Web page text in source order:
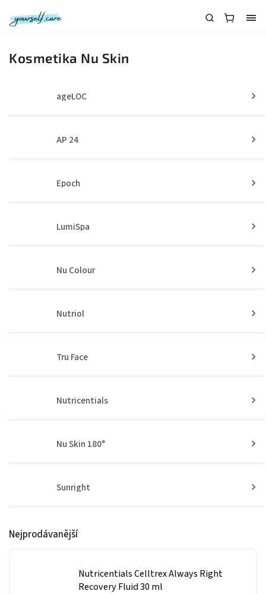
Kosmetika Nu Skin
ageLOC
AP 24
Epoch
LumiSpa
Nu Colour
Nutriol
Tru Face
Nutricentials
Nu Skin 180°
Sunright
Nejprodávanější
Nutricentials Celltrex Always Right
Recovery Fluid 30 ml